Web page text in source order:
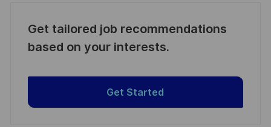
Get tailored job recommendations
based on your interests.
Get Started